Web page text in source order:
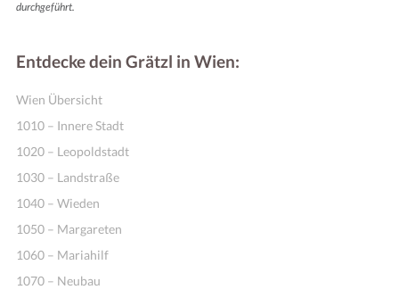
durchgeführt.
Entdecke dein Grätzl in Wien:
Wien Übersicht
1010 – Innere Stadt
1020 – Leopoldstadt
1030 – Landstraße
1040 – Wieden
1050 – Margareten
1060 – Mariahilf
1070 – Neubau